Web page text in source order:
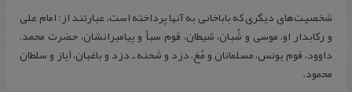
شخصیت‌های دیگری که باباخانی به آنها پرداخته است، عبارتند از: امام علی
و رکابدار او، موسی و شُبان، شیطان، قوم سبأ و پیامبرانشان، حضرت محمد،
داوود، قوم یونس، مسلمانان و مُغ، دزد و شَحنه ـ دزد و باغبان، اَیاز و سلطان
محمود.